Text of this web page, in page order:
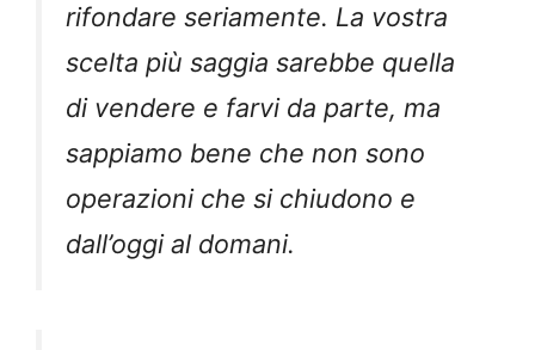
rifondare seriamente. La vostra
scelta più saggia sarebbe quella
di vendere e farvi da parte, ma
sappiamo bene che non sono
operazioni che si chiudono e
dall’oggi al domani.